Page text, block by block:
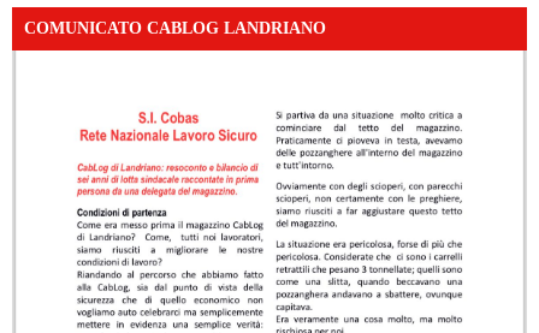
COMUNICATO CABLOG LANDRIANO